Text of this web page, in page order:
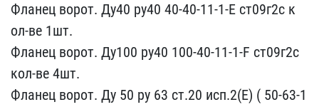
Фланец ворот. Ду40 ру4​0 40-40-11-1-Е ст09г2с к​
ол-ве 1шт.
Фланец ворот.​ Ду100 ру40 100-40-11-1-​F ст09г2с
кол-ве 4шт.
Фл​анец ворот. Ду 50 ру 63 ​ст.20 исп.2(Е) ( 50-63-1​